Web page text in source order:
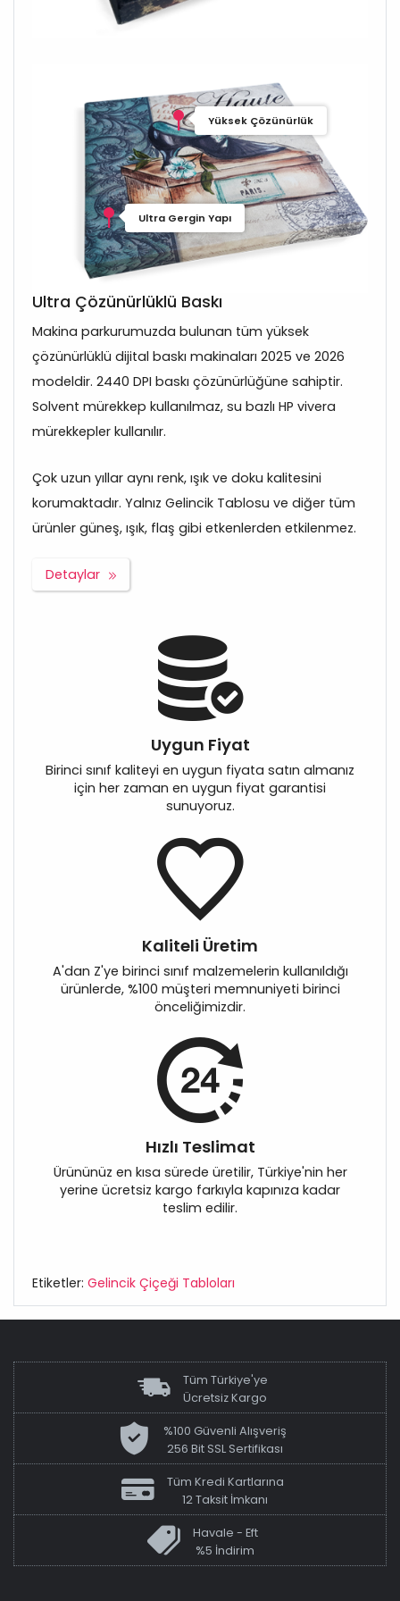
Yüksek Çözünürlük
Ultra Gergin Yapı
Ultra Çözünürlüklü Baskı
Makina parkurumuzda bulunan tüm yüksek
çözünürlüklü dijital baskı makinaları 2025 ve 2026
modeldir. 2440 DPI baskı çözünürlüğüne sahiptir.
Solvent mürekkep kullanılmaz, su bazlı HP vivera
mürekkepler kullanılır.
Çok uzun yıllar aynı renk, ışık ve doku kalitesini
korumaktadır. Yalnız Gelincik Tablosu ve diğer tüm
ürünler güneş, ışık, flaş gibi etkenlerden etkilenmez.
Detaylar
Uygun Fiyat
Birinci sınıf kaliteyi en uygun fiyata satın almanız
için her zaman en uygun fiyat garantisi
sunuyoruz.
Kaliteli Üretim
A'dan Z'ye birinci sınıf malzemelerin kullanıldığı
ürünlerde, %100 müşteri memnuniyeti birinci
önceliğimizdir.
Hızlı Teslimat
Ürününüz en kısa sürede üretilir, Türkiye'nin her
yerine ücretsiz kargo farkıyla kapınıza kadar
teslim edilir.
Etiketler: Gelincik Çiçeği Tabloları
Tüm Türkiye'ye
Ücretsiz Kargo
%100 Güvenli Alışveriş
256 Bit SSL Sertifikası
Tüm Kredi Kartlarına
12 Taksit İmkanı
Havale - Eft
%5 İndirim